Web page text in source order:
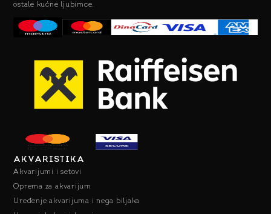
ostale kućne ljubimce.
AKVARISTIKA
Akvarijumi i setovi
Oprema za akvarijum
Uređenje akvarijuma i nega biljaka